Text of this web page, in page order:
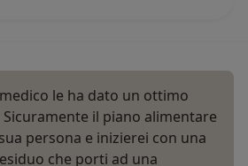
le ha dato un ottimo
il piano alimentare
persona e inizierei con una
che porti ad una